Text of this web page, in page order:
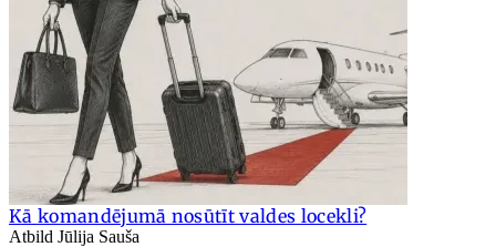
Kā komandējumā nosūtīt valdes locekli?
Atbild Jūlija Sauša